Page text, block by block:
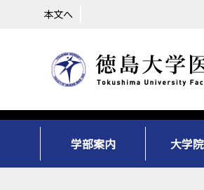
本文へ
学部案内 大学